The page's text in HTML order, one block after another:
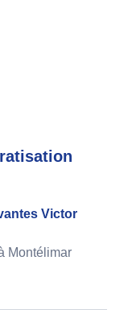
Victor
Montélimar